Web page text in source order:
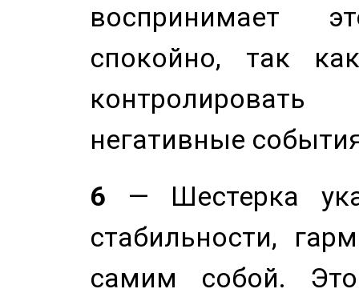
воспринимает
спокойно, так
негативные
6 — Шестерка
стабильности,
самим собой.